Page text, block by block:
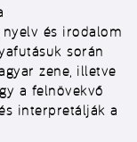
nyelv és irodalom
során
zene, illetve
a felnövekvő
interpretálják a